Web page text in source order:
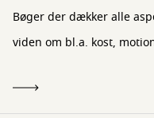
Bøger der dækker alle
viden om bl.a. kost,